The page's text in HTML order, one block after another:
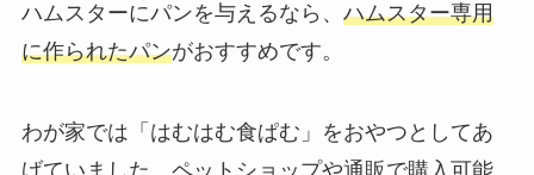
ハムスターにパンを与えるなら、 ハムスター専用
に作られたパンがおすすめです。
わが家では「はむはむ食ぱむ」をおやつとしてあ